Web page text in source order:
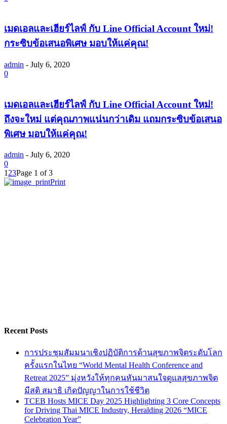
เมดเอลและเฮียร์ไลฟ์ กับ Line Official Account ใหม่!
กระซิบข้อเสนอพิเศษ มอบให้แค่คุณ!
admin - July 6, 2020
0
เมดเอลและเฮียร์ไลฟ์ กับ Line Official Account ใหม่!
ถึงจะใหม่ แต่คุณภาพแน่นกว่าเดิม แถมกระซิบข้อเสนอ
พิเศษ มอบให้แค่คุณ!
admin - July 6, 2020
0
1 23Page 1 of 3
Print
Recent Posts
การประชุมสัมมนาเชิงปฏิบัติการด้านสุขภาพจิตระดับโลก
ครั้งแรกในไทย “World Mental Health Conference and
Retreat 2025” มุ่งหวังให้ทุกคนหันมาสนใจดูแลสุขภาพจิต
มีสติ สมาธิ เกิดปัญญาในการใช้ชีวิต
TCEB Hosts MICE Day 2025 Highlighting 3 Core Concepts
for Driving Thai MICE Industry, Heralding 2026 “MICE
Celebration Year”